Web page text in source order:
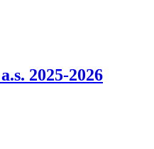
2025-2026